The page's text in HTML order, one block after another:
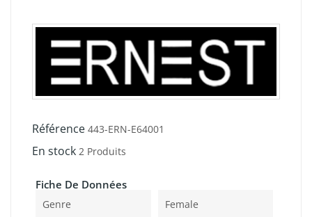
Référence 443-ERN-E64001
En stock 2 Produits
Fiche De Données
Genre Female